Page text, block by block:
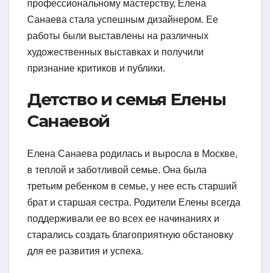
профессиональному мастерству, Елена
Санаева стала успешным дизайнером. Ее
работы были выставлены на различных
художественных выставках и получили
признание критиков и публики.
Детство и семья Елены
Санаевой
Елена Санаева родилась и выросла в Москве,
в теплой и заботливой семье. Она была
третьим ребенком в семье, у нее есть старший
брат и старшая сестра. Родители Елены всегда
поддерживали ее во всех ее начинаниях и
старались создать благоприятную обстановку
для ее развития и успеха.